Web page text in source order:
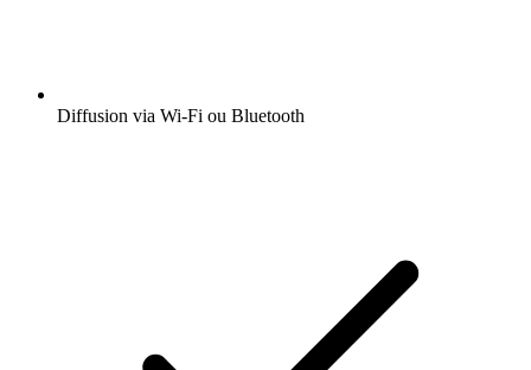
Diffusion via Wi-Fi ou Bluetooth